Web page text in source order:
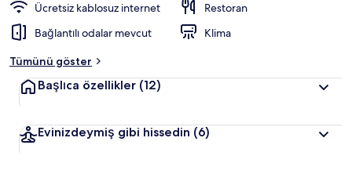
Ücretsiz kablosuz internet
Restoran
Bağlantılı odalar mevcut
Klima
Tümünü göster
Başlıca özellikler (12)
Evinizdeymiş gibi hissedin (6)